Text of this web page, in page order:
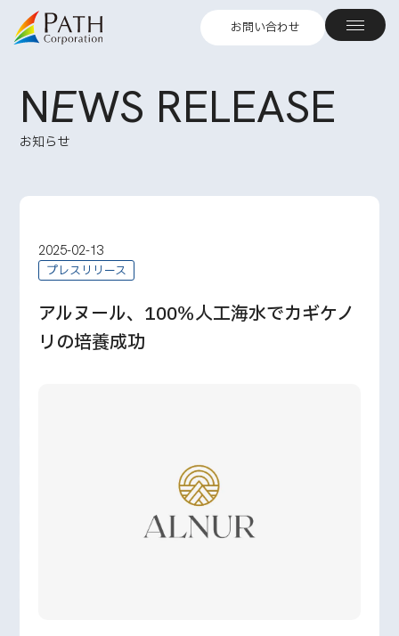
お問い合わせ
NEWS RELEASE
お知らせ
2025-02-13
プレスリリース
アルヌール、100％人工海水でカギケノ
リの培養成功